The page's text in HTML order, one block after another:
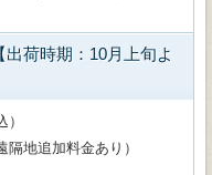
出荷時期：10月上旬よ
隔地追加料金あり）